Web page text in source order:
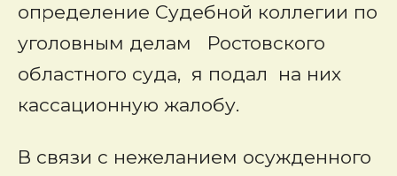
определение Судебной коллегии по
уголовным делам Ростовского
областного суда, я подал на них
кассационную жалобу.
В связи с нежеланием осужденного